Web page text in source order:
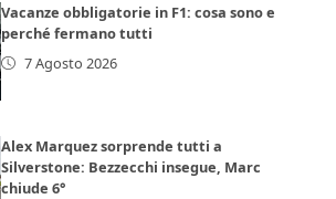
Vacanze obbligatorie in F1: cosa sono e
perché fermano tutti
7 Agosto 2026
Alex Marquez sorprende tutti a
Silverstone: Bezzecchi insegue, Marc
chiude 6°